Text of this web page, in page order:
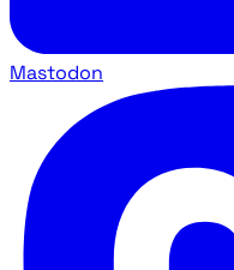
Mastodon